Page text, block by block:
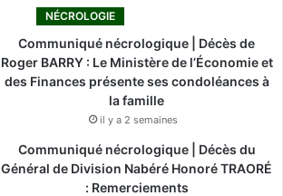
NÉCROLOGIE
Communiqué nécrologique | Décès de
Roger BARRY : Le Ministère de l’Économie et
des Finances présente ses condoléances à
la famille
il y a 2 semaines
Communiqué nécrologique | Décès du
Général de Division Nabéré Honoré TRAORÉ
: Remerciements